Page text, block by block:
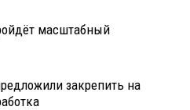
масштабный
закрепить на